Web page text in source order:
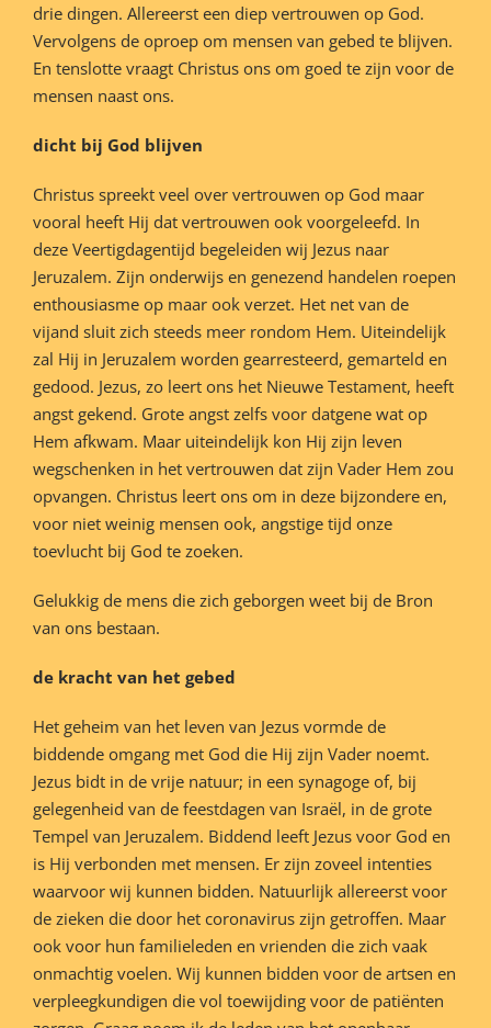
drie dingen. Allereerst een diep vertrouwen op God.
Vervolgens de oproep om mensen van gebed te blijven.
En tenslotte vraagt Christus ons om goed te zijn voor de
mensen naast ons.
dicht bij God blijven
Christus spreekt veel over vertrouwen op God maar
vooral heeft Hij dat vertrouwen ook voorgeleefd. In
deze Veertigdagentijd begeleiden wij Jezus naar
Jeruzalem. Zijn onderwijs en genezend handelen roepen
enthousiasme op maar ook verzet. Het net van de
vijand sluit zich steeds meer rondom Hem. Uiteindelijk
zal Hij in Jeruzalem worden gearresteerd, gemarteld en
gedood. Jezus, zo leert ons het Nieuwe Testament, heeft
angst gekend. Grote angst zelfs voor datgene wat op
Hem afkwam. Maar uiteindelijk kon Hij zijn leven
wegschenken in het vertrouwen dat zijn Vader Hem zou
opvangen. Christus leert ons om in deze bijzondere en,
voor niet weinig mensen ook, angstige tijd onze
toevlucht bij God te zoeken.
Gelukkig de mens die zich geborgen weet bij de Bron
van ons bestaan.
de kracht van het gebed
Het geheim van het leven van Jezus vormde de
biddende omgang met God die Hij zijn Vader noemt.
Jezus bidt in de vrije natuur; in een synagoge of, bij
gelegenheid van de feestdagen van Israël, in de grote
Tempel van Jeruzalem. Biddend leeft Jezus voor God en
is Hij verbonden met mensen. Er zijn zoveel intenties
waarvoor wij kunnen bidden. Natuurlijk allereerst voor
de zieken die door het coronavirus zijn getroffen. Maar
ook voor hun familieleden en vrienden die zich vaak
onmachtig voelen. Wij kunnen bidden voor de artsen en
verpleegkundigen die vol toewijding voor de patiënten